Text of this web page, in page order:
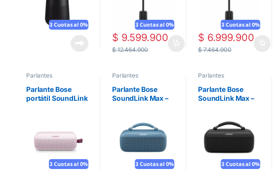
3 Cuotas al 0% 3 Cuotas al 0%
$ 9.599.900
$12.464.900
3 Cuotas al 0%
$ 6.999.900
$7.464.900
Parlantes
Parlante Bose
portátil SoundLink
3 Cuotas al 0%
Parlantes
Parlante Bose
SoundLink Max –
3 Cuotas al 0%
Parlantes
Parlante Bose
SoundLink Max –
3 Cuotas al 0%